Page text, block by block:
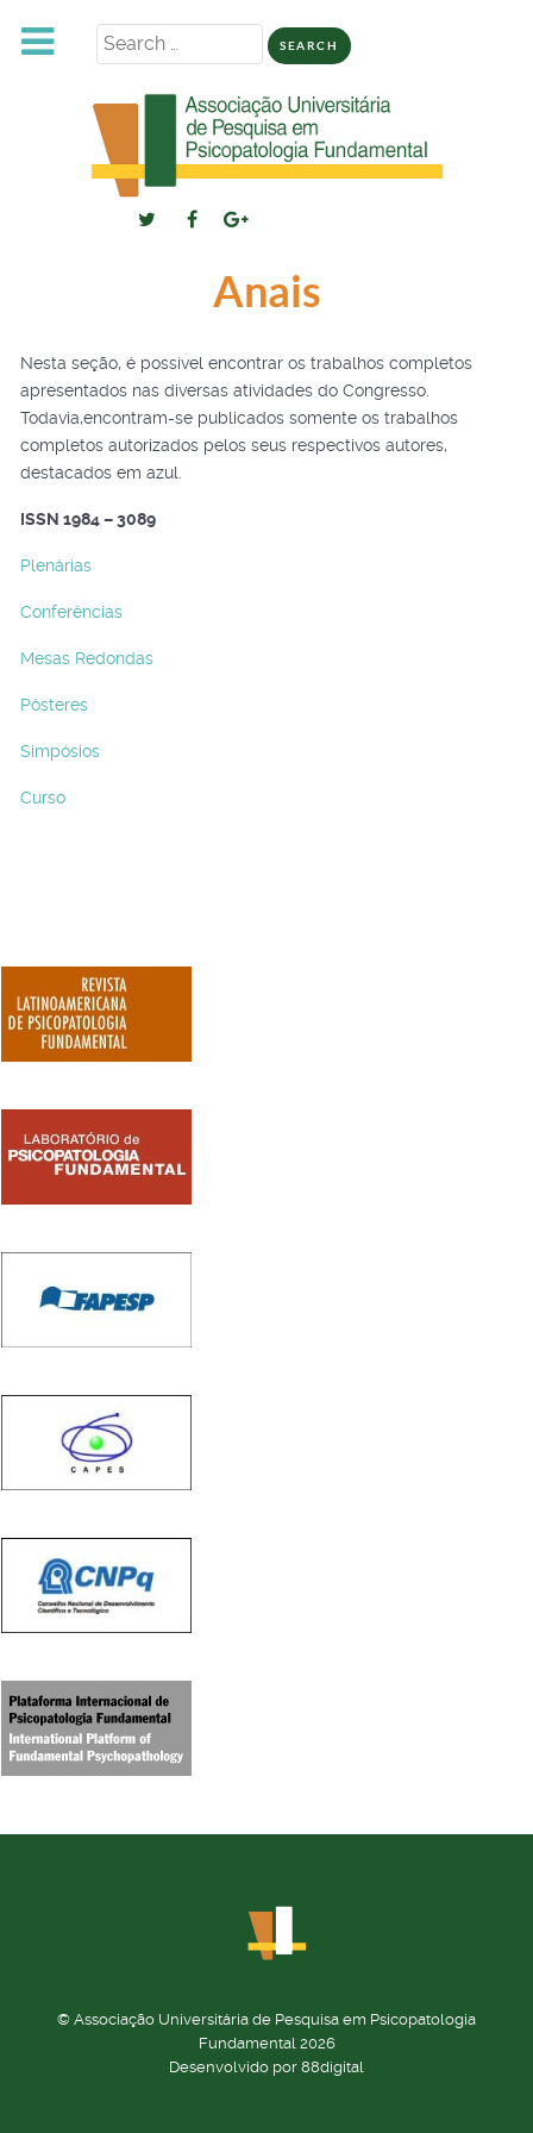
Search
Anais
Nesta seção, é possível encontrar os trabalhos completos
apresentados nas diversas atividades do Congresso.
Todavia,encontram-se publicados somente os trabalhos
completos autorizados pelos seus respectivos autores,
destacados em azul.
ISSN 1984 – 3089
Plenárias
Conferências
Mesas Redondas
Pôsteres
Simpósios
Curso
© Associação Universitária de Pesquisa em Psicopatologia
Fundamental 2026
Desenvolvido por 88digital